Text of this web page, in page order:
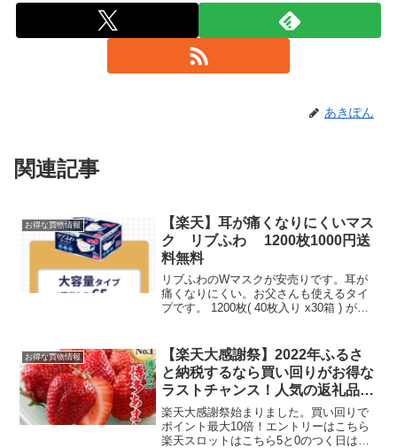
あきぽん
関連記事
お得な買物情報
【楽天】耳が痛くなりにくいマス
ク リブふわ 1200枚1000円送
料無料
リブふわのWマスクが安売りです。耳が
痛くなりにくい。お父さんも使えるタイ
プです。 1200枚( 40枚入り x30箱 ) がク
1000円＼先着順／4/7(金) 20:...
お得な買物情報
【楽天大感謝祭】2022年ふるさ
と納税するなら買い回りがお得な
ラストチャンス！人気の返礼品あ
つめました
楽天大感謝祭始まりました。買い回りで
ポイント最大10倍！エントリーはこちら
楽天スロットはこちら5と0のつく日はエ